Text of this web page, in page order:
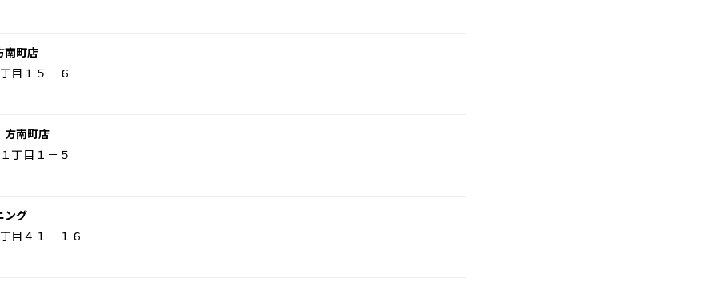
町店
目１５－６
南町店
丁目１－５
ング
目４１－１６